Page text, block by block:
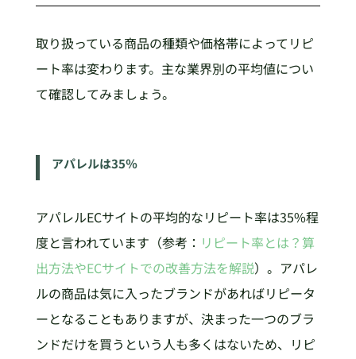
取り扱っている商品の種類や価格帯によってリピ
ート率は変わります。主な業界別の平均値につい
て確認してみましょう。
アパレルは35％
アパレルECサイトの平均的なリピート率は35%程
度と言われています（参考： リピート率とは？算
出方法やECサイトでの改善方法を解説）。アパレ
ルの商品は気に入ったブランドがあればリピータ
ーとなることもありますが、決まった一つのブラ
ンドだけを買うという人も多くはないため、リピ